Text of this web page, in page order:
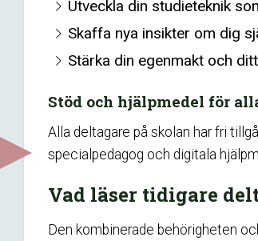
Utveckla din studieteknik
Skaffa nya insikter om dig
Stärka din egenmakt och
Stöd och hjälpmedel för
Alla deltagare på skolan har fri
specialpedagog och digitala
Vad läser tidigare
Den kombinerade behörigheten